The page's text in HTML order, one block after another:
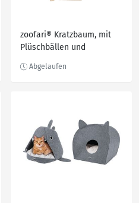
zoofari® Kratzbaum, mit
Plüschbällen und